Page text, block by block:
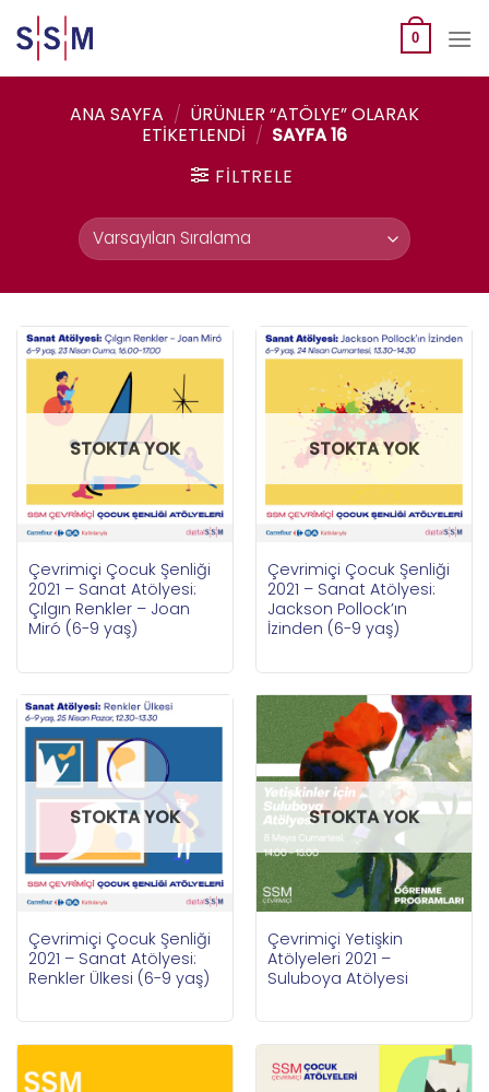
to
content
0
ANA SAYFA / ÜRÜNLER “ATÖLYE” OLARAK
ETIKETLENDI / SAYFA 16
FILTRELE
STOKTA YOK
Çevrimiçi Çocuk Şenliği
2021 – Sanat Atölyesi:
Çılgın Renkler – Joan
Miró (6-9 yaş)
STOKTA YOK
Çevrimiçi Çocuk Şenliği
2021 – Sanat Atölyesi:
Jackson Pollock’ın
İzinden (6-9 yaş)
STOKTA YOK
Çevrimiçi Çocuk Şenliği
2021 – Sanat Atölyesi:
Renkler Ülkesi (6-9 yaş)
STOKTA YOK
Çevrimiçi Yetişkin
Atölyeleri 2021 –
Suluboya Atölyesi